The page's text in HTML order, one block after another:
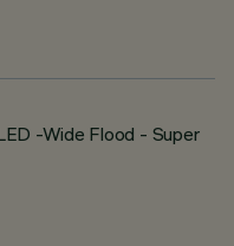
-Wide Flood - Super